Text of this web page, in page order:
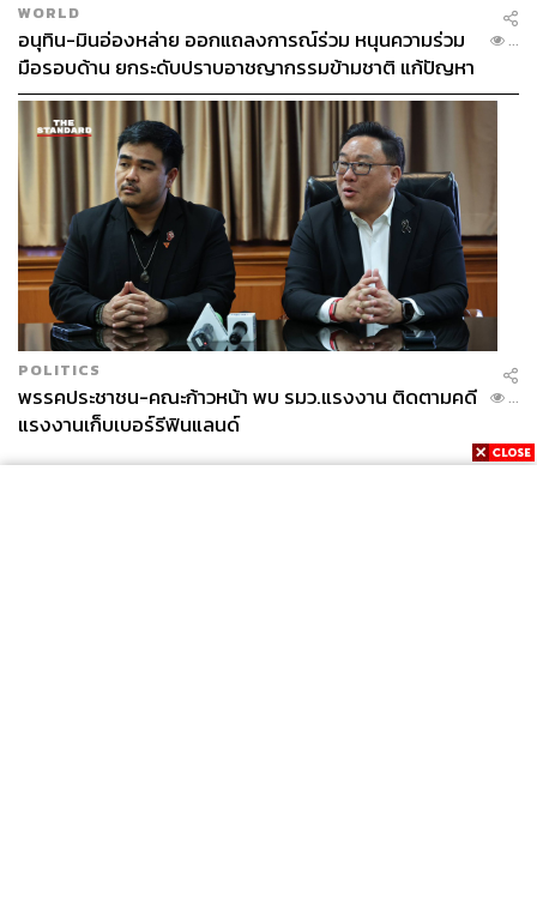
WORLD
อนุทิน-มินอ่องหล่าย ออกแถลงการณ์ร่วม หนุนความร่วม
มือรอบด้าน ยกระดับปราบอาชญากรรมข้ามชาติ แก้ปัญหา
หมอกควัน-มลพิษทางน้ำ
...
POLITICS
พรรคประชาชน-คณะก้าวหน้า พบ รมว.แรงงาน ติดตามคดี
แรงงานเก็บเบอร์รีฟินแลนด์
...